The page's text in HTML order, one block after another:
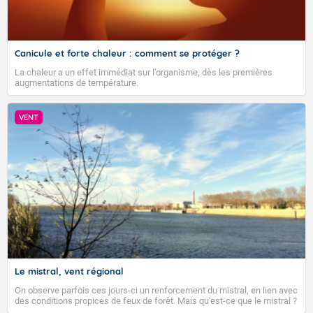
Canicule et forte chaleur : comment se protéger ?
La chaleur a un effet immédiat sur l’organisme, dès les premières
augmentations de température.
VENT
Le mistral, vent régional
On observe parfois ces jours-ci un renforcement du mistral, en lien avec
des conditions propices de feux de forêt. Mais qu'est-ce que le mistral ?